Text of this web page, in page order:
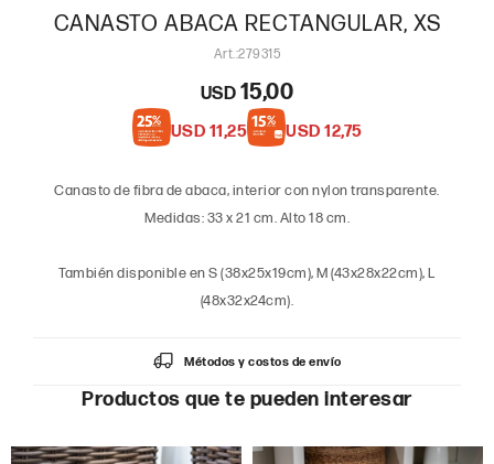
CANASTO ABACA RECTANGULAR, XS
279315
USD 15,00
USD 11,25 USD 12,75
Canasto de fibra de abaca, interior con nylon transparente.
Medidas: 33 x 21 cm. Alto 18 cm.
También disponible en S (38x25x19cm), M (43x28x22cm), L
(48x32x24cm).
Métodos y costos de envío
Productos que te pueden interesar